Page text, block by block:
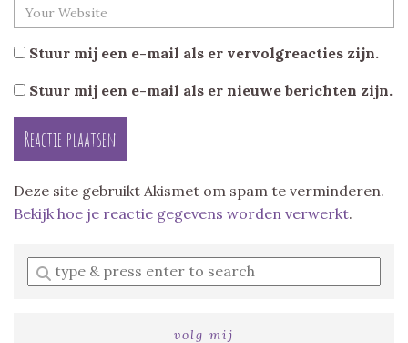
Stuur mij een e-mail als er vervolgreacties zijn.
Stuur mij een e-mail als er nieuwe berichten zijn.
Deze site gebruikt Akismet om spam te verminderen.
Bekijk hoe je reactie gegevens worden verwerkt.
Enter
a
volg mij